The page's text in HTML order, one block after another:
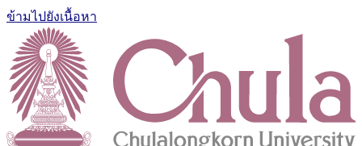
ข้ามไปยังเนื้อหา